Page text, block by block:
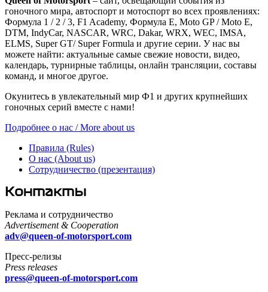
гоночного мира, автоспорт и мотоспорт во всех проявлениях:
Формула 1 / 2 / 3, F1 Academy, Формула Е, Moto GP / Moto E,
DTM, IndyCar, NASCAR, WRC, Dakar, WRX, WEC, IMSA,
ELMS, Super GT/ Super Formula и другие серии. У нас вы
можете найти: актуальные самые свежие новости, видео,
календарь, турнирные таблицы, онлайн трансляции, составы
команд, и многое другое.
Окунитесь в увлекательный мир Ф1 и других крупнейших
гоночных серий вместе с нами!
Подробнее о нас / More about us
Правила (Rules)
О нас (About us)
Сотрудничество (презентация)
Контакты
Реклама и сотрудничество
Advertisement & Cooperation
adv@queen-of-motorsport.com
Пресс-релизы
Press releases
press@queen-of-motorsport.com